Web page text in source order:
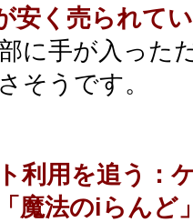
安く売られて
に手が入った
そうです。
利用を追う：
魔法のiらんど